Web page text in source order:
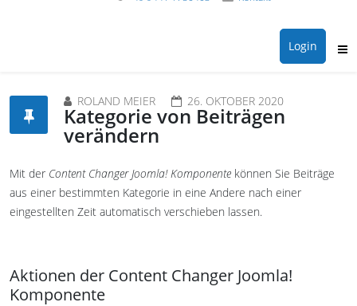
Login
ROLAND MEIER 26. OKTOBER 2020
Kategorie von Beiträgen
verändern
Mit der Content Changer Joomla! Komponente können Sie Beiträge
aus einer bestimmten Kategorie in eine Andere nach einer
eingestellten Zeit automatisch verschieben lassen.
Aktionen der Content Changer Joomla!
Komponente